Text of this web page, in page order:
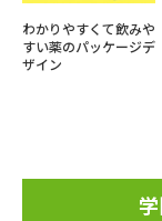
わかりやすくて飲みや
すい薬のパッケージデ
ザイン